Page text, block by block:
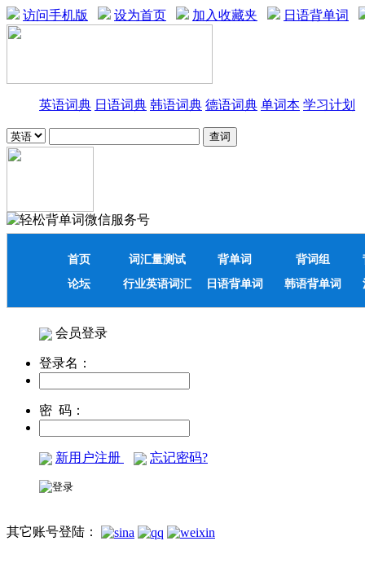
访问手机版 设为首页 加入收藏夹 日语背单词
英语词典 日语词典 韩语词典 德语词典 单词本 学习计划
首页 词汇量测试 背单词 背词组
论坛
行业英语词汇 日语背单词 韩语背单词
会员登录
登录名：
密 码：
新用户注册 忘记密码?
其它账号登陆：